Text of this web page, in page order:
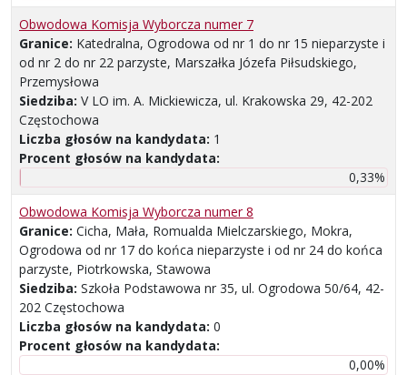
Obwodowa Komisja Wyborcza numer 7
Granice: Katedralna, Ogrodowa od nr 1 do nr 15 nieparzyste i
od nr 2 do nr 22 parzyste, Marszałka Józefa Piłsudskiego,
Przemysłowa
Siedziba: V LO im. A. Mickiewicza, ul. Krakowska 29, 42-202
Częstochowa
Liczba głosów na kandydata: 1
Procent głosów na kandydata:
0,33%
Obwodowa Komisja Wyborcza numer 8
Granice: Cicha, Mała, Romualda Mielczarskiego, Mokra,
Ogrodowa od nr 17 do końca nieparzyste i od nr 24 do końca
parzyste, Piotrkowska, Stawowa
Siedziba: Szkoła Podstawowa nr 35, ul. Ogrodowa 50/64, 42-
202 Częstochowa
Liczba głosów na kandydata: 0
Procent głosów na kandydata:
0,00%